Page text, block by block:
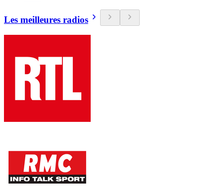
Les meilleures radios